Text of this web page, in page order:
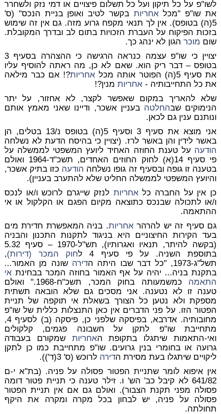
לשו"פ על כל תיקון ועל כל תשלום פיצויים או דמי נזק ולשחרר
את שו"פ "מכל אחריות בקשר לטיב ואופן בניית הנכס" (ס'
5(ה) בטופס). אין לך תנאי מקפח גרוע מזה. גם אין זה שימוש
בזכות הפיקוח על העברת הזכויות בתום לב ובדרך המקובלת.
שום מוכרהגון לא ינהג כך.
יצויין כי שו"פ עצמה כנראה הרגישה כי ההצהרה בסעיף 3
בטופס – דבר ריק הוא. שאם לא כן, מה ראתה להוסיף עליו
את סעיף 5(ה) הפוטר אותה מכל
אחריות?! אם כבר מילאה
את כל התחייבותיה - אחריותמנין?!
שלא להאריך במקום שאפשר לקצר, לא אחזור, על יתר
הנימוקים שבהחלטה בעניין אשכר, ודיינו שאני מאמץ אותם
ונותנם ענין גם לכאן.
אני מוצא את סעיף 3 וסעיף 5(ה) בטופס נ/13 בטלים, הן
באשר לידין והן באשר לרז. (יצויין כי בהיסח הדעת לא נשלחה
הודעה על טענת החוזה האחיד ליועץ המשפטי לממשלה על
פי סעיף 14(א) לחוק החוזים האחדים, תשכ"ד-1964 ואולם
בטענה זו גופה ובסעיף זה גופו נשלחה הודעה כזו בתיק אשכר,
והיועץ המשפטי לממשלה החליט שלא להתערב בעניין).
כן אין על החברה כל אחריות לנזק שייגרם לרוכש ו/או לנכס
ו/או לתכולה שבנכס כתוצאה מקיום הפגם או הקלקול או אי
ההתאמה.
גם סעיף זה יש להרהר אחריות. בניה המאפשרת חדירת מים
בעד הקירות החיצוניים היא בניגוד לתקנות התכנון והבניה
(בקשה להיתר, תנאיו ואגרותיו), תש"ל-1970 – סעיף 5.32
בתוספת השניה. על פי סעיף 4 ל
חוק המכר (דירות),
תשל"ג-1973, "כל דבר שבו היתה ה
דירה שונה מן האמור...
בתקנת בניה... יהיה על אף האמור בחוזה המכר בבחינת אי
התאמה
כמשמעותה בחוק המכר, תשכ"ח-1968." ואולם
טענה זו לא נטענה. אני מסכים גם שלא הובאה תשתית
מספקת ולא נטען כל הצורך בשאלת אי תוקפה של תניית
הפטור הזו. על פני הדברים אין כאן התנצלות כללית של שו"פ
מחובותיה. אדרבא, בפיסקה שלפני כן, פיסקה (ב) לסעיף 4,
מתחייבת שו"פ לתקן על חשבונה פגמים, קלקולים
ואי-התאמות שיתגלו בתקופת האחריות שמקורם בעבודה
גרועה או בחומרי בנין גרועים. שו"פ מתחייבת כמו כן לתקן
ליקויים שיתגלו בעת מסירת הדירה לרוכש (ס' 3(ד')).
אין איפוא לומר שתניית הפטור פסולה על פניה. (בת"א י-ם
641/82 לא קיבל כב' הש' ו. זילר טענה כי תניית פטור דומה
פסולה מפני תקנת הצבור). ואולם גם אם אין תניית הפטור
פסולה על פניה, יש לבחון בכל מקרה ומקרה את היקף
תחולתה.